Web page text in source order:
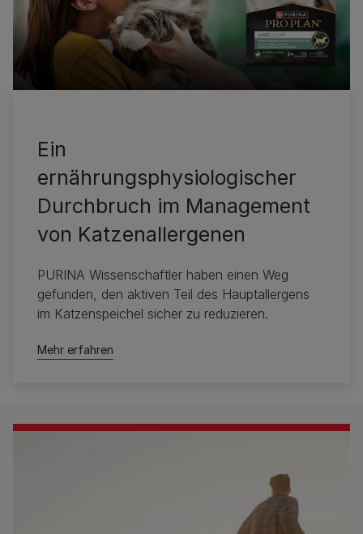
Ein
ernährungsphysiologischer
Durchbruch im Management
von Katzenallergenen
PURINA Wissenschaftler haben einen Weg
gefunden, den aktiven Teil des Hauptallergens
im Katzenspeichel sicher zu reduzieren.
Mehr erfahren